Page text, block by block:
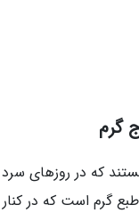
گرم
که در روزهای
گرم است که در